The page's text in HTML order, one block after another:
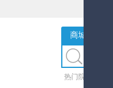
商城服务
热门院校